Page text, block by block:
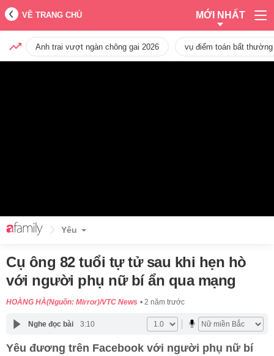
VỀ TRANG CHỦ MỚI NHẤT
Anh trai vượt ngàn chông gai 2026 vụ điểm toán bất
Yêu
Cụ ông 82 tuổi tự tử sau khi hẹn hò
với người phụ nữ bí ẩn qua mạng
HOÀNG HÀ(Nguồn: Mirror)/VTC News 2 năm trước
Nghe đọc bài 3:10
Yêu đương trên Facebook với người phụ nữ bí